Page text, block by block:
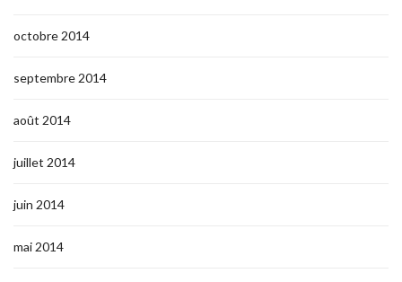
octobre 2014
septembre 2014
août 2014
juillet 2014
juin 2014
mai 2014